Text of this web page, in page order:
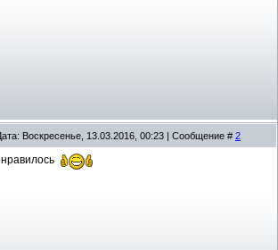
Воскресенье, 13.03.2016, 00:23 | Сообщение # 2